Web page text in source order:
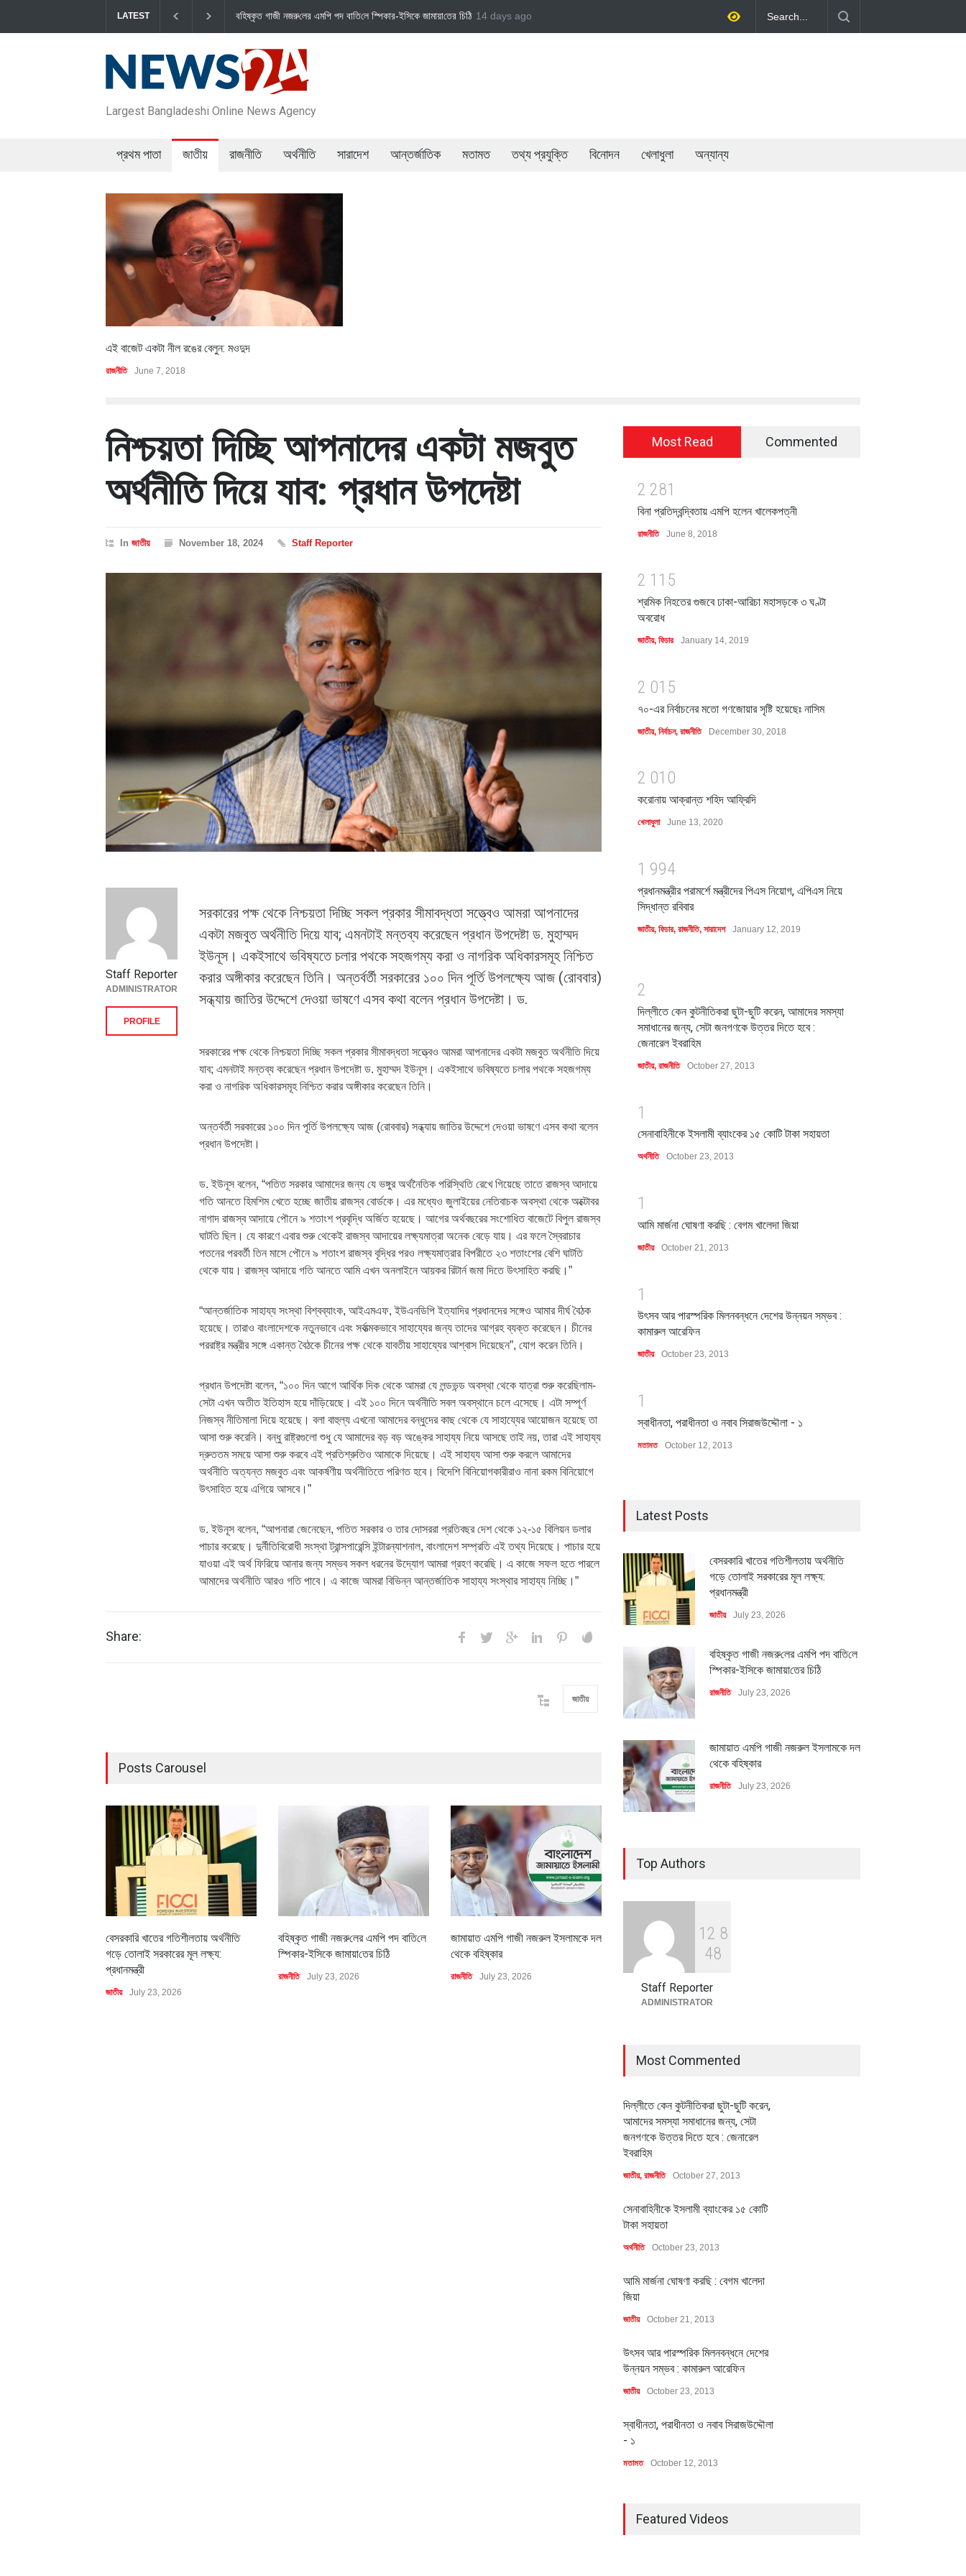
LATEST
বহিষ্কৃত গাজী নজরু‌লের এম‌পি পদ বা‌তি‌লে স্পিকার-ইসিকে জামায়া‌তের চি‌ঠি জামায়াত এমপি গাজী নজরুল ইসলামকে দল থেকে বহিষ্কার বেসরকারি খাতের গতিশীলতায় অর্থনীতি গড়ে তোলাই সরকারের মূল লক্ষ্য: প্রধানমন্ত্রী
14 days ago
Largest Bangladeshi Online News Agency
প্রথম পাতা জাতীয় রাজনীতি অর্থনীতি সারাদেশ আন্তর্জাতিক মতামত তথ্য প্রযুক্তি বিনোদন খেলাধুলা অন্যান্য
এই বাজেট একটা নীল রঙের বেলুন: মওদুদ
রাজনীতি June 7, 2018
নিশ্চয়তা দিচ্ছি আপনাদের একটা মজবুত
অর্থনীতি দিয়ে যাব: প্রধান উপদেষ্টা
In জাতীয় November 18, 2024 Staff Reporter
সরকারের পক্ষ থেকে নিশ্চয়তা দিচ্ছি সকল প্রকার সীমাবদ্ধতা সত্ত্বেও আমরা আপনাদের
একটা মজবুত অর্থনীতি দিয়ে যাব; এমনটাই মন্তব্য করেছেন প্রধান উপদেষ্টা ড. মুহাম্মদ
ইউনূস। একইসাথে ভবিষ্যতে চলার পথকে সহজগম্য করা ও নাগরিক অধিকারসমূহ নিশ্চিত
করার অঙ্গীকার করেছেন তিনি। অন্তর্বর্তী সরকারের ১০০ দিন পূর্তি উপলক্ষ্যে আজ (রোববার)
সন্ধ্যায় জাতির উদ্দেশে দেওয়া ভাষণে এসব কথা বলেন প্রধান উপদেষ্টা। ড.
সরকারের পক্ষ থেকে নিশ্চয়তা দিচ্ছি সকল প্রকার সীমাবদ্ধতা সত্ত্বেও আমরা আপনাদের একটা মজবুত অর্থনীতি দিয়ে
যাব; এমনটাই মন্তব্য করেছেন প্রধান উপদেষ্টা ড. মুহাম্মদ ইউনূস। একইসাথে ভবিষ্যতে চলার পথকে সহজগম্য
করা ও নাগরিক অধিকারসমূহ নিশ্চিত করার অঙ্গীকার করেছেন তিনি।
অন্তর্বর্তী সরকারের ১০০ দিন পূর্তি উপলক্ষ্যে আজ (রোববার) সন্ধ্যায় জাতির উদ্দেশে দেওয়া ভাষণে এসব কথা বলেন
প্রধান উপদেষ্টা।
ড. ইউনূস বলেন, “পতিত সরকার আমাদের জন্য যে ভঙ্গুর অর্থনৈতিক পরিস্থিতি রেখে গিয়েছে তাতে রাজস্ব আদায়ে
গতি আনতে হিমশিম খেতে হচ্ছে জাতীয় রাজস্ব বোর্ডকে। এর মধ্যেও জুলাইয়ের নেতিবাচক অবস্থা থেকে অক্টোবর
নাগাদ রাজস্ব আদায়ে পৌনে ৯ শতাংশ প্রবৃদ্ধি অর্জিত হয়েছে। আগের অর্থবছরের সংশোধিত বাজেটে বিপুল রাজস্ব
ঘাটতি ছিল। যে কারণে এবার শুরু থেকেই রাজস্ব আদায়ের লক্ষ্যমাত্রা অনেক বেড়ে যায়। এর ফলে স্বৈরাচার
পতনের পরবর্তী তিন মাসে পৌনে ৯ শতাংশ রাজস্ব বৃদ্ধির পরও লক্ষ্যমাত্রার বিপরীতে ২৩ শতাংশের বেশি ঘাটতি
থেকে যায়। রাজস্ব আদায়ে গতি আনতে আমি এখন অনলাইনে আয়কর রিটার্ন জমা দিতে উৎসাহিত করছি।”
“আন্তর্জাতিক সাহায্য সংস্থা বিশ্বব্যাংক, আইএমএফ, ইউএনডিপি ইত্যাদির প্রধানদের সঙ্গেও আমার দীর্ঘ বৈঠক
হয়েছে। তারাও বাংলাদেশকে নতুনভাবে এবং সর্বাত্মকভাবে সাহায্যের জন্য তাদের আগ্রহ ব্যক্ত করেছেন। চীনের
পররাষ্ট্র মন্ত্রীর সঙ্গে একান্ত বৈঠকে চীনের পক্ষ থেকে যাবতীয় সাহায্যের আশ্বাস দিয়েছেন”, যোগ করেন তিনি।
প্রধান উপদেষ্টা বলেন, “১০০ দিন আগে আর্থিক দিক থেকে আমরা যে লন্ডভন্ড অবস্থা থেকে যাত্রা শুরু করেছিলাম-
সেটা এখন অতীত ইতিহাস হয়ে দাঁড়িয়েছে। এই ১০০ দিনে অর্থনীতি সবল অবস্থানে চলে এসেছে। এটা সম্পূর্ণ
নিজস্ব নীতিমালা দিয়ে হয়েছে। বলা বাহুল্য এখনো আমাদের বন্ধুদের কাছ থেকে যে সাহায্যের আয়োজন হয়েছে তা
আসা শুরু করেনি। বন্ধু রাষ্ট্রগুলো শুধু যে আমাদের বড় বড় অঙ্কের সাহায্য নিয়ে আসছে তাই নয়, তারা এই সাহায্য
দ্রুততম সময়ে আসা শুরু করবে এই প্রতিশ্রুতিও আমাকে দিয়েছে। এই সাহায্য আসা শুরু করলে আমাদের
অর্থনীতি অত্যন্ত মজবুত এবং আকর্ষণীয় অর্থনীতিতে পরিণত হবে। বিদেশি বিনিয়োগকারীরাও নানা রকম বিনিয়োগে
উৎসাহিত হয়ে এগিয়ে আসবে।”
ড. ইউনূস বলেন, “আপনারা জেনেছেন, পতিত সরকার ও তার দোসররা প্রতিবছর দেশ থেকে ১২-১৫ বিলিয়ন ডলার
পাচার করেছে। দুর্নীতিবিরোধী সংস্থা ট্রান্সপারেন্সি ইন্টারন্যাশনাল, বাংলাদেশ সম্প্রতি এই তথ্য দিয়েছে। পাচার হয়ে
যাওয়া এই অর্থ ফিরিয়ে আনার জন্য সম্ভব সকল ধরনের উদ্যোগ আমরা গ্রহণ করেছি। এ কাজে সফল হতে পারলে
আমাদের অর্থনীতি আরও গতি পাবে। এ কাজে আমরা বিভিন্ন আন্তর্জাতিক সাহায্য সংস্থার সাহায্য নিচ্ছি।”
Staff Reporter
ADMINISTRATOR
PROFILE
Share:
জাতীয়
Posts Carousel
বেসরকারি খাতের গতিশীলতায় অর্থনীতি
গড়ে তোলাই সরকারের মূল লক্ষ্য:
প্রধানমন্ত্রী
জাতীয় July 23, 2026
বহিষ্কৃত গাজী নজরু‌লের এম‌পি পদ বা‌তি‌লে
স্পিকার-ইসিকে জামায়া‌তের চি‌ঠি
রাজনীতি July 23, 2026
জামায়াত এমপি গাজী নজরুল ইসলামকে দল
থেকে বহিষ্কার
রাজনীতি July 23, 2026
৪০০ মিলিয়ন ডলারের বিদেশি বিনিয়োগ
বাস্তবায়নের পথে
Most Read Commented
2 281
বিনা প্রতিদ্বন্দ্বিতায় এমপি হলেন খালেকপত্নী
রাজনীতি June 8, 2018
2 1 1 5
শ্রমিক নিহতের গুজবে ঢাকা-আরিচা মহাসড়কে ৩ ঘণ্টা
অবরোধ
জাতীয়, ফিচার January 14, 2019
2 01 5
৭০-এর নির্বাচনের মতো গণজোয়ার সৃষ্টি হয়েছেঃ নাসিম
জাতীয়, নির্বাচন, রাজনীতি December 30, 2018
2 01 0
করোনায় আক্রান্ত শহিদ আফ্রিদি
খেলাধুলা June 13, 2020
1 994
প্রধানমন্ত্রীর পরামর্শে মন্ত্রীদের পিএস নিয়োগ, এপিএস নিয়ে
সিদ্ধান্ত রবিবার
জাতীয়, ফিচার, রাজনীতি, সারাদেশ January 12, 2019
2
দিল্লীতে কেন কুটনীতিকরা ছুটা-ছুটি করেন, আমাদের সমস্যা
সমাধানের জন্য, সেটা জনগণকে উত্তর দিতে হবে :
জেনারেল ইবরাহিম
জাতীয়, রাজনীতি October 27, 2013
1
সেনাবাহিনীকে ইসলামী ব্যাংকের ১৫ কোটি টাকা সহায়তা
অর্থনীতি October 23, 2013
1
আমি মার্জনা ঘোষণা করছি : বেগম খালেদা জিয়া
জাতীয় October 21, 2013
1
উৎসব আর পারস্পরিক মিলনবন্ধনে দেশের উন্নয়ন সম্ভব :
কামারুল আরেফিন
জাতীয় October 23, 2013
1
স্বাধীনতা, পরাধীনতা ও নবাব সিরাজউদ্দৌলা - ১
মতামত October 12, 2013
Latest Posts
বেসরকারি খাতের গতিশীলতায় অর্থনীতি
গড়ে তোলাই সরকারের মূল লক্ষ্য:
প্রধানমন্ত্রী
জাতীয় July 23, 2026
বহিষ্কৃত গাজী নজরু‌লের এম‌পি পদ বা‌তি‌লে
স্পিকার-ইসিকে জামায়া‌তের চি‌ঠি
রাজনীতি July 23, 2026
জামায়াত এমপি গাজী নজরুল ইসলামকে দল
থেকে বহিষ্কার
রাজনীতি July 23, 2026
বৈশ্বিক প্রতিযোগিতা সক্ষমতা বাড়াতে
পোশাক শিল্পে নতুন উদ্যোগ
Top Authors
1 2 8
48
Staff Reporter
ADMINISTRATOR
Most Commented
দিল্লীতে কেন কুটনীতিকরা ছুটা-ছুটি করেন,
আমাদের সমস্যা সমাধানের জন্য, সেটা
জনগণকে উত্তর দিতে হবে : জেনারেল
ইবরাহিম
জাতীয়, রাজনীতি October 27, 2013
সেনাবাহিনীকে ইসলামী ব্যাংকের ১৫ কোটি
টাকা সহায়তা
অর্থনীতি October 23, 2013
আমি মার্জনা ঘোষণা করছি : বেগম খালেদা
জিয়া
জাতীয় October 21, 2013
উৎসব আর পারস্পরিক মিলনবন্ধনে দেশের
উন্নয়ন সম্ভব : কামারুল আরেফিন
জাতীয় October 23, 2013
স্বাধীনতা, পরাধীনতা ও নবাব সিরাজউদ্দৌলা
- ১
মতামত October 12, 2013
Featured Videos